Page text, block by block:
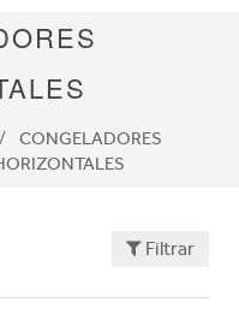
CONGELADORES
Filtrar